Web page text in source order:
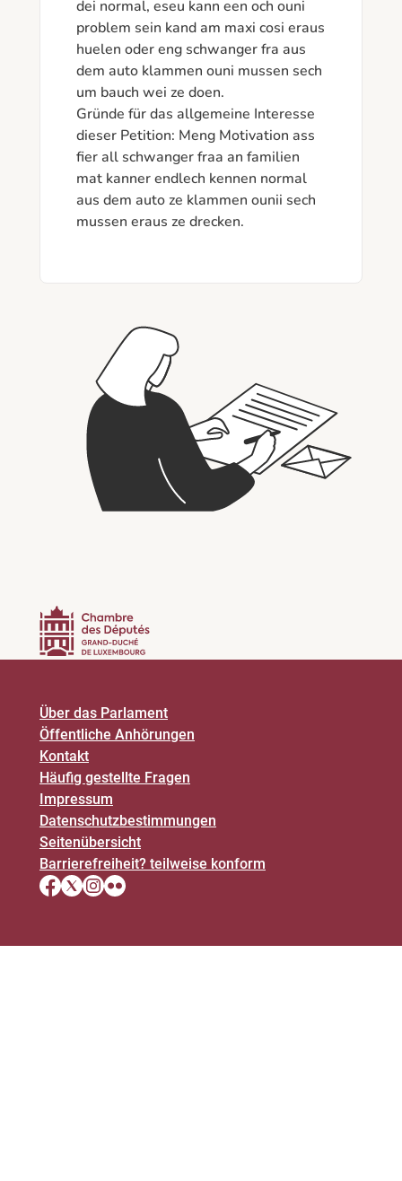
dei normal, eseu kann een och ouni
problem sein kand am maxi cosi eraus
huelen oder eng schwanger fra aus
dem auto klammen ouni mussen sech
um bauch wei ze doen.
Gründe für das allgemeine Interesse
dieser Petition: Meng Motivation ass
fier all schwanger fraa an familien
mat kanner endlech kennen normal
aus dem auto ze klammen ounii sech
mussen eraus ze drecken.
Über das Parlament
Öffentliche Anhörungen
Kontakt
Häufig gestellte Fragen
Impressum
Datenschutz­bestimmungen
Seitenübersicht
Barrierefreiheit? teilweise konform